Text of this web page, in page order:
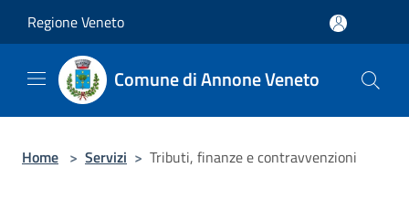
Regione Veneto
Comune di Annone Veneto
Home > Servizi > Tributi, finanze e contravvenzioni